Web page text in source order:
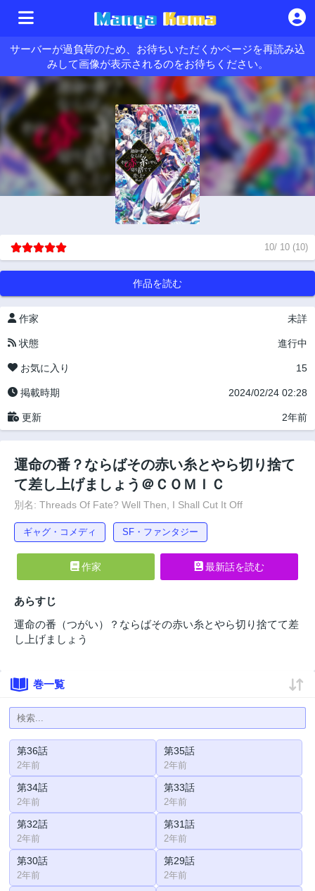
サーバーが過負荷のため、お待ちいただくかページを再読み込
みして画像が表示されるのをお待ちください。
10/ 10 (10)
作品を読む
作家 未詳
状態 進行中
お気に入り 15
掲載時期 2024/02/24 02:28
更新 2年前
運命の番？ならばその赤い糸とやら切り捨て
て差し上げましょう＠ＣＯＭＩＣ
別名: Threads Of Fate? Well Then, I Shall Cut It Off
ギャグ・コメディ SF・ファンタジー
作家 最新話を読む
あらすじ
運命の番（つがい）？ならばその赤い糸とやら切り捨てて差
し上げましょう
巻一覧
第36話
2年前
第35話
2年前
第34話
2年前
第33話
2年前
第32話
2年前
第31話
2年前
第30話
2年前
第29話
2年前